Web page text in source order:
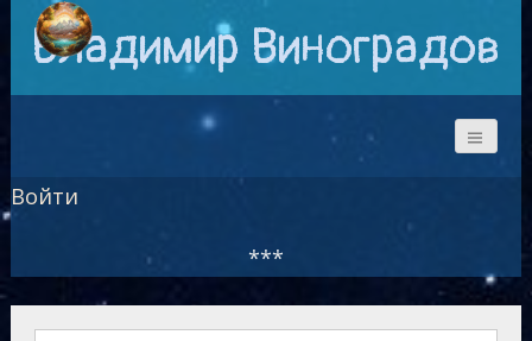
Владимир Виноградов
Войти
***